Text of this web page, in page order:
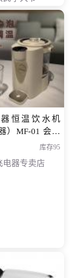
恒温饮水机
）MF-01 会员
元
库存95
电器专卖店